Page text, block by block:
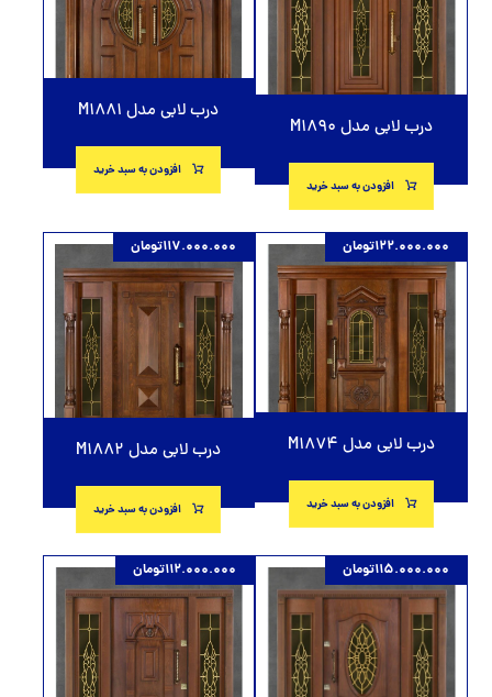
درب لابی مدل M1890
افزودن به سبد خرید
درب لابی مدل M1881
افزودن به سبد خرید
درب لابی مدل M1874
122.000.000تومان
افزودن به سبد خرید
درب لابی مدل M1882
117.000.000تومان
افزودن به سبد خرید
115.000.000تومان 112.000.000تومان